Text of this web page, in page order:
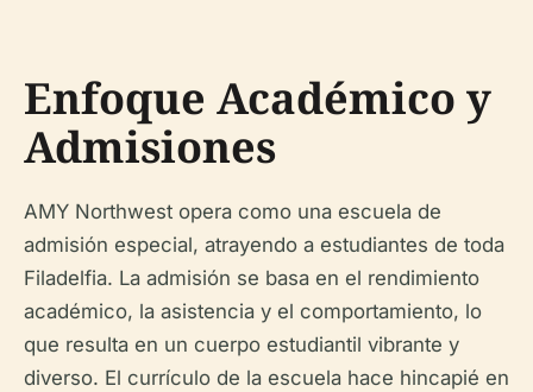
Enfoque Académico y
Admisiones
AMY Northwest opera como una escuela de
admisión especial, atrayendo a estudiantes de toda
Filadelfia. La admisión se basa en el rendimiento
académico, la asistencia y el comportamiento, lo
que resulta en un cuerpo estudiantil vibrante y
diverso. El currículo de la escuela hace hincapié en